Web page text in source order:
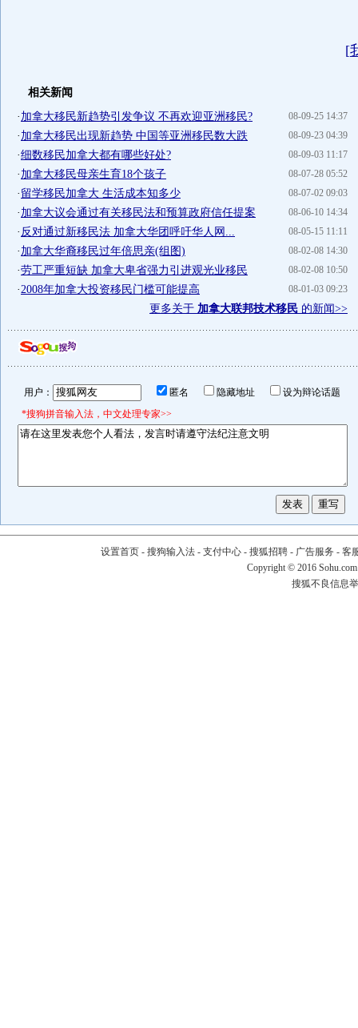
[
相关新闻
08-09-25 14:37
·加拿大移民新趋势引发争议 不再欢迎亚洲移民?
08-09-23 04:39
·加拿大移民出现新趋势 中国等亚洲移民数大跌
08-09-03 11:17
·细数移民加拿大都有哪些好处?
08-07-28 05:52
·加拿大移民母亲生育18个孩子
08-07-02 09:03
·留学移民加拿大 生活成本知多少
08-06-10 14:34
·加拿大议会通过有关移民法和预算政府信任提案
08-05-15 11:11
· 反对通过新移民法 加拿大华团呼吁华人网...
08-02-08 14:30
·加拿大华裔移民过年倍思亲(组图)
08-02-08 10:50
·劳工严重短缺 加拿大卑省强力引进观光业移民
08-01-03 09:23
·2008年加拿大投资移民门槛可能提高
更多关于 加拿大联邦技术移民 的新闻>>
用户： 匿名 隐藏地址
设为辩论话题
*搜狗拼音输入法，中文处理专家>>
设置首页- 搜狗输入法- 支付中心- 搜狐招聘- 广告服务 - 客
Copyright © 2016
搜狐不良信息